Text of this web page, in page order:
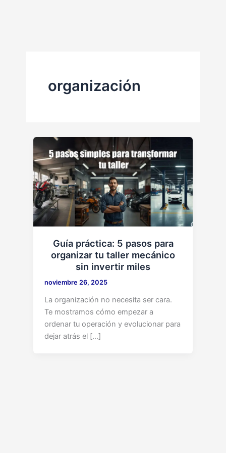
organización
Guía práctica: 5 pasos para
organizar tu taller mecánico
sin invertir miles
noviembre 26, 2025
La organización no necesita ser cara.
Te mostramos cómo empezar a
ordenar tu operación y evolucionar para
dejar atrás el […]